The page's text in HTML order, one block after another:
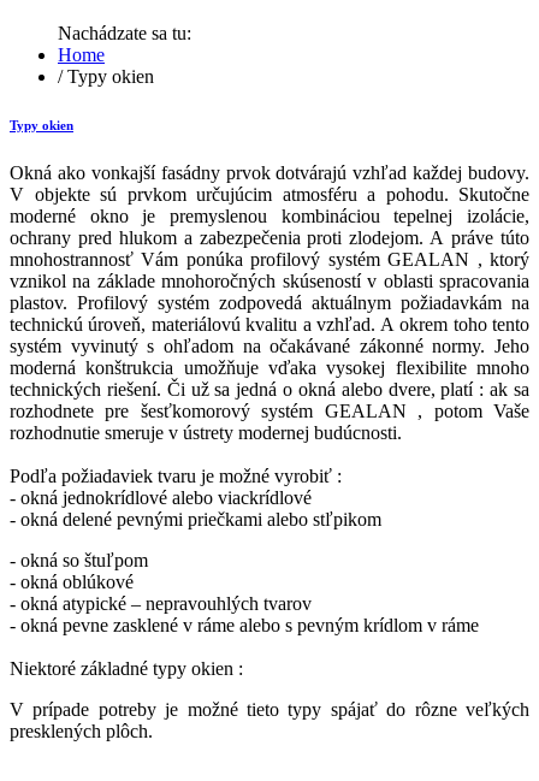
Nachádzate sa tu:
Home
/ Typy okien
Typy okien
Okná ako vonkajší fasádny prvok dotvárajú vzhľad každej budovy.
V objekte sú prvkom určujúcim atmosféru a pohodu. Skutočne
moderné okno je premyslenou kombináciou tepelnej izolácie,
ochrany pred hlukom a zabezpečenia proti zlodejom. A práve túto
mnohostrannosť Vám ponúka profilový systém GEALAN , ktorý
vznikol na základe mnohoročných skúseností v oblasti spracovania
plastov. Profilový systém zodpovedá aktuálnym požiadavkám na
technickú úroveň, materiálovú kvalitu a vzhľad. A okrem toho tento
systém vyvinutý s ohľadom na očakávané zákonné normy. Jeho
moderná konštrukcia umožňuje vďaka vysokej flexibilite mnoho
technických riešení. Či už sa jedná o okná alebo dvere, platí : ak sa
rozhodnete pre šesťkomorový systém GEALAN , potom Vaše
rozhodnutie smeruje v ústrety modernej budúcnosti.
Podľa požiadaviek tvaru je možné vyrobiť :
- okná jednokrídlové alebo viackrídlové
- okná delené pevnými priečkami alebo stľpikom
- okná so štuľpom
- okná oblúkové
- okná atypické – nepravouhlých tvarov
- okná pevne zasklené v ráme alebo s pevným krídlom v ráme
Niektoré základné typy okien :
V prípade potreby je možné tieto typy spájať do rôzne veľkých
presklených plôch.